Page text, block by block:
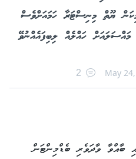
ޔޫތް މިނިސްޓަރާ ހަމައަށްވެސް
ހައްލެއް ލިބިފައެއްނުވޭ
May
2
ބާއްވާ ވާދަވެރި ބެޑްމިންޓަން